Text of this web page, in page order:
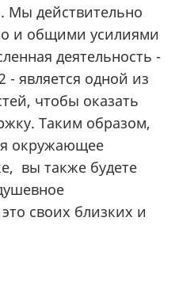
Мы действительно
и общими усилиями
деятельность -
является одной из
чтобы оказать
Таким образом,
окружающее
вы также будете
своих близких и